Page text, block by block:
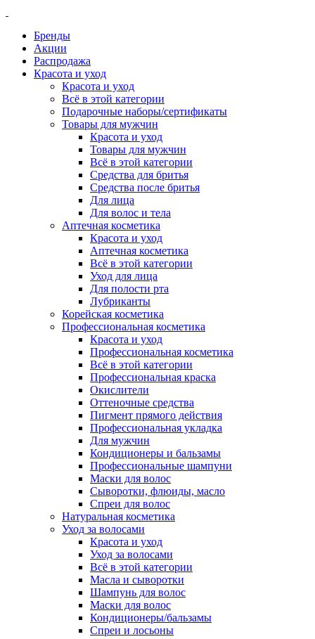
Бренды
Акции
Распродажа
Красота и уход
Красота и уход
Всё в этой категории
Подарочные наборы/сертификаты
Товары для мужчин
Красота и уход
Товары для мужчин
Всё в этой категории
Средства для бритья
Средства после бритья
Для лица
Для волос и тела
Аптечная косметика
Красота и уход
Аптечная косметика
Всё в этой категории
Уход для лица
Для полости рта
Лубриканты
Корейская косметика
Профессиональная косметика
Красота и уход
Профессиональная косметика
Всё в этой категории
Профессиональная краска
Окислители
Оттеночные средства
Пигмент прямого действия
Профессиональная укладка
Для мужчин
Кондиционеры и бальзамы
Профессиональные шампуни
Маски для волос
Сыворотки, флюиды, масло
Спреи для волос
Натуральная косметика
Уход за волосами
Красота и уход
Уход за волосами
Всё в этой категории
Масла и сыворотки
Шампунь для волос
Маски для волос
Кондиционеры/бальзамы
Спреи и лосьоны